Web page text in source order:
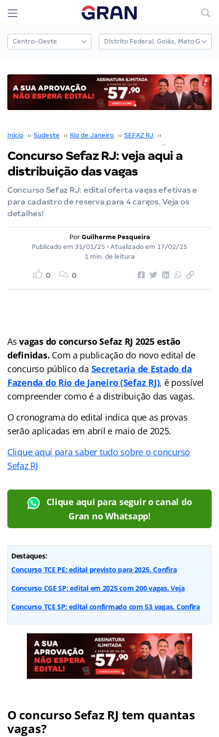
Início ›› Sudeste ›› Rio de Janeiro ›› SEFAZ RJ ››
Concurso Sefaz RJ: veja aqui a
distribuição das vagas
Concurso Sefaz RJ: edital oferta vagas efetivas e
para cadastro de reserva para 4 cargos. Veja os
detalhes!
Por Guilherme Pesqueira
Publicado em 31/01/25 • Atualizado em 17/02/25
1 min. de leitura
0 0
Asvagas do concurso Sefaz RJ 2025 estão
definidas. Com a publicação do novo edital de
concurso público da Secretaria de Estado da
Fazenda do Rio de Janeiro(Sefaz RJ), é possível
compreender como é a distribuição das vagas.
O cronograma do edital indica que as provas
serão aplicadas em abril e maio de 2025.
Clique aqui para saber tudo sobre o concurso
Sefaz RJ
Clique aqui para seguir o canal do
Gran no Whatsapp!
Destaques:
Concurso TCE PE: edital previsto para 2025. Confira
Concurso CGE SP: edital em 2025 com 200 vagas. Veja
Concurso TCE SP: edital confirmado com 53 vagas. Confira
O concurso Sefaz RJ tem quantas
vagas?